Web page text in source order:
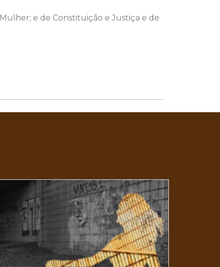
e de Constituição e Justiça e de